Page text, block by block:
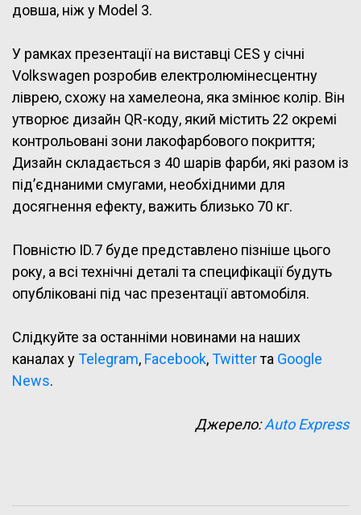
довша, ніж у Model 3.
У рамках презентації на виставці CES у січні
Volkswagen розробив електролюмінесцентну
ліврею, схожу на хамелеона, яка змінює колір. Він
утворює дизайн QR-коду, який містить 22 окремі
контрольовані зони лакофарбового покриття;
Дизайн складається з 40 шарів фарби, які разом із
під’єднаними смугами, необхідними для
досягнення ефекту, важить близько 70 кг.
Повністю ID.7 буде представлено пізніше цього
року, а всі технічні деталі та специфікації будуть
опубліковані під час презентації автомобіля.
Слідкуйте за останніми новинами на наших
каналах уTelegram, Facebook,Twitterта Google
News.
Джерело:Auto Express